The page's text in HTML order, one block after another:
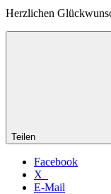
Herzlichen
Teilen
Facebook
X
E-Mail